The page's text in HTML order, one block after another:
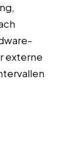
externe